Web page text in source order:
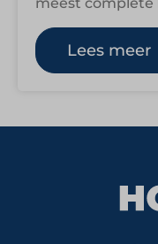
Nederland. Het
combineert
Lees meer